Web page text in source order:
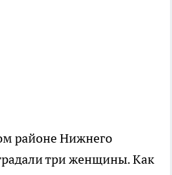
районе Нижнего
три женщины. Как